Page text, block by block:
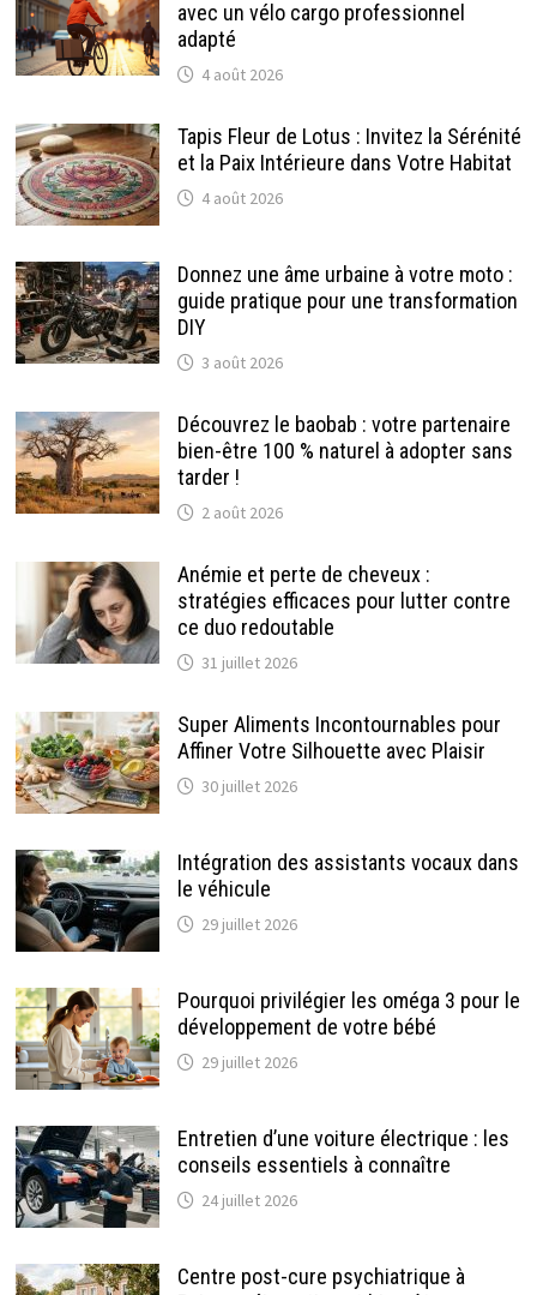
avec un vélo cargo professionnel
adapté
4 août 2026
Tapis Fleur de Lotus : Invitez la Sérénité
et la Paix Intérieure dans Votre Habitat
4 août 2026
Donnez une âme urbaine à votre moto :
guide pratique pour une transformation
DIY
3 août 2026
Découvrez le baobab : votre partenaire
bien-être 100 % naturel à adopter sans
tarder !
2 août 2026
Anémie et perte de cheveux :
stratégies efficaces pour lutter contre
ce duo redoutable
31 juillet 2026
Super Aliments Incontournables pour
Affiner Votre Silhouette avec Plaisir
30 juillet 2026
Intégration des assistants vocaux dans
le véhicule
29 juillet 2026
Pourquoi privilégier les oméga 3 pour le
développement de votre bébé
29 juillet 2026
Entretien d’une voiture électrique : les
conseils essentiels à connaître
24 juillet 2026
Centre post-cure psychiatrique à